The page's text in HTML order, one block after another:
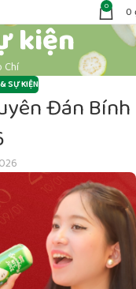
0 0
kiện
Chí
SỰ KIỆN
Đán Bính